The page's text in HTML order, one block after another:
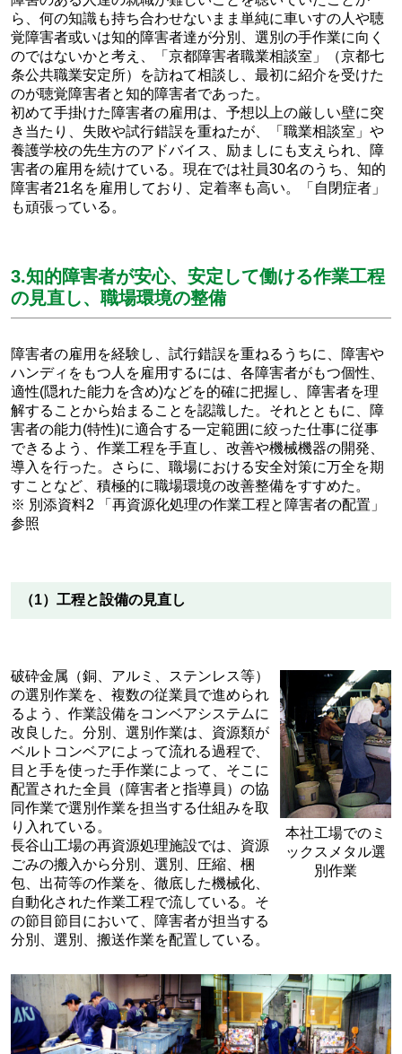
ら、何の知識も持ち合わせないまま単純に車いすの人や聴
覚障害者或いは知的障害者達が分別、選別の手作業に向く
のではないかと考え、「京都障害者職業相談室」（京都七
条公共職業安定所）を訪ねて相談し、最初に紹介を受けた
のが聴覚障害者と知的障害者であった。
初めて手掛けた障害者の雇用は、予想以上の厳しい壁に突
き当たり、失敗や試行錯誤を重ねたが、「職業相談室」や
養護学校の先生方のアドバイス、励ましにも支えられ、障
害者の雇用を続けている。現在では社員30名のうち、知的
障害者21名を雇用しており、定着率も高い。「自閉症者」
も頑張っている。
3.知的障害者が安心、安定して働ける作業工程
の見直し、職場環境の整備
障害者の雇用を経験し、試行錯誤を重ねるうちに、障害や
ハンディをもつ人を雇用するには、各障害者がもつ個性、
適性(隠れた能力を含め)などを的確に把握し、障害者を理
解することから始まることを認識した。それとともに、障
害者の能力(特性)に適合する一定範囲に絞った仕事に従事
できるよう、作業工程を手直し、改善や機械機器の開発、
導入を行った。さらに、職場における安全対策に万全を期
すことなど、積極的に職場環境の改善整備をすすめた。
※ 別添資料2 「再資源化処理の作業工程と障害者の配置」
参照
（1）工程と設備の見直し
破砕金属（銅、アルミ、ステンレス等）
の選別作業を、複数の従業員で進められ
るよう、作業設備をコンベアシステムに
改良した。分別、選別作業は、資源類が
ベルトコンベアによって流れる過程で、
目と手を使った手作業によって、そこに
配置された全員（障害者と指導員）の協
同作業で選別作業を担当する仕組みを取
り入れている。
長谷山工場の再資源処理施設では、資源
ごみの搬入から分別、選別、圧縮、梱
包、出荷等の作業を、徹底した機械化、
自動化された作業工程で流している。そ
の節目節目において、障害者が担当する
分別、選別、搬送作業を配置している。
本社工場でのミ
ックスメタル選
別作業